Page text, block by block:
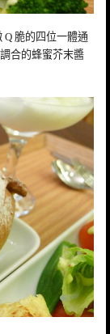
Q 脆的四位一體通
合的蜂蜜芥末醬